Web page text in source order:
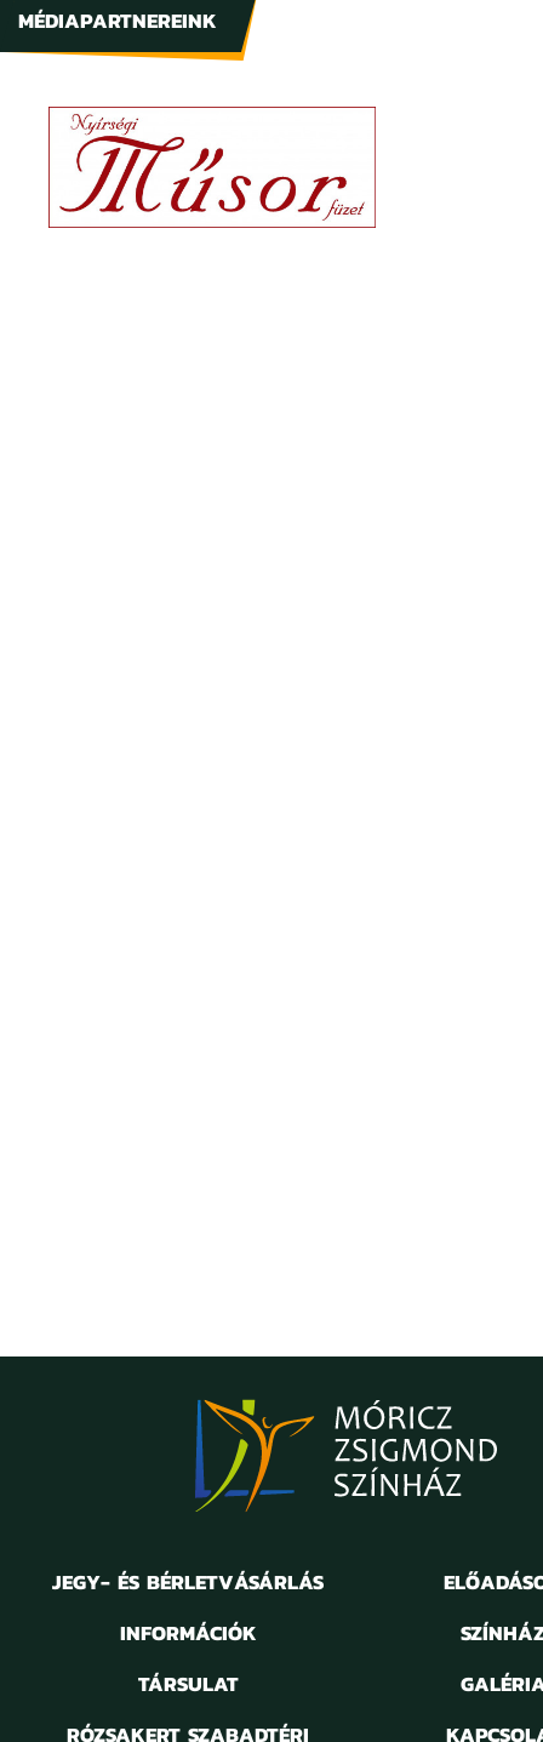
MÉDIAPARTNEREINK
JEGY- ÉS BÉRLETVÁSÁRLÁS
INFORMÁCIÓK
TÁRSULAT
RÓZSAKERT SZABADTÉRI